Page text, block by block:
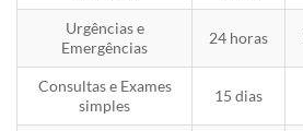
Urgências e
Emergências
24 horas
Consultas e Exames
simples
15 dias